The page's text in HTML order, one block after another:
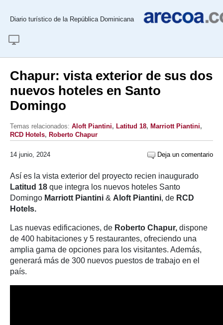
Diario turístico de la República Dominicana
Chapur: vista exterior de sus dos
nuevos hoteles en Santo
Domingo
Temas relacionados: Aloft Piantini, Latitud 18, Marriott Piantini,
RCD Hotels, Roberto Chapur
14 junio, 2024 Deja un comentario
Así es la vista exterior del proyecto recien inaugurado
Latitud 18 que integra los nuevos hoteles Santo
Domingo Marriott Piantini & Aloft Piantini, de RCD
Hotels.
Las nuevas edificaciones, de Roberto Chapur, dispone
de 400 habitaciones y 5 restaurantes, ofreciendo una
amplia gama de opciones para los visitantes. Además,
generará más de 300 nuevos puestos de trabajo en el
país.